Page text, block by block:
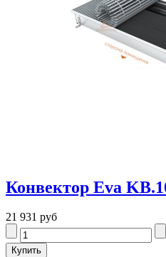
Конвектор Eva
21 931 руб